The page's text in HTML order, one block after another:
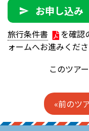
お申し込み
旅行条件書
を確認
ォームへお進みくださ
このツア
«前のツ